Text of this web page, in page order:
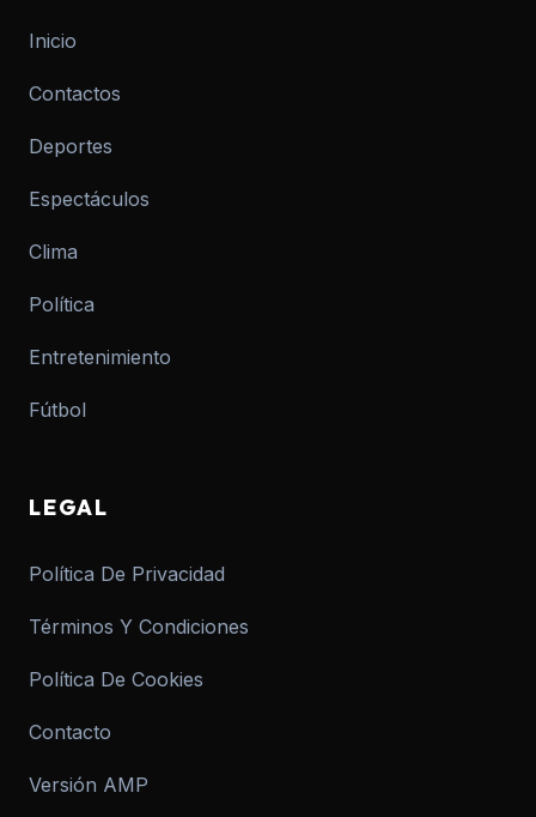
Inicio
Contactos
Deportes
Espectáculos
Clima
Política
Entretenimiento
Fútbol
LEGAL
Política De Privacidad
Términos Y Condiciones
Política De Cookies
Contacto
Versión AMP